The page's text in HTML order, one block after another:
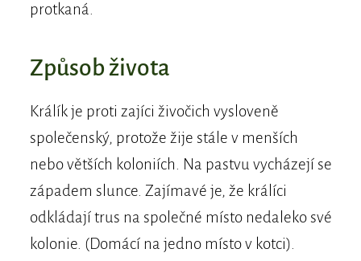
protkaná.
Způsob života
Králík je proti zajíci živočich vysloveně
společenský, protože žije stále v menších
nebo větších koloniích. Na pastvu vycházejí se
západem slunce. Zajímavé je, že králíci
odkládají trus na společné místo nedaleko své
kolonie. (Domácí na jedno místo v kotci).